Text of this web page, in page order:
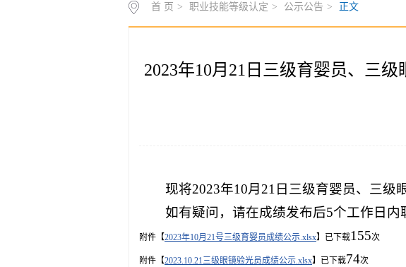
首 页 > 职业技能等级认定 > 公示公告 > 正文
2023年10月21日三级育婴员、三
现将2023年10月21日三级育婴员、三级
如有疑问，请在成绩发布后5个工作日内
附件【2023年10月21号三级育婴员成绩公示.xlsx】已下载155次
附件【2023.10.21三级眼镜验光员成绩公示.xlsx】已下载74次